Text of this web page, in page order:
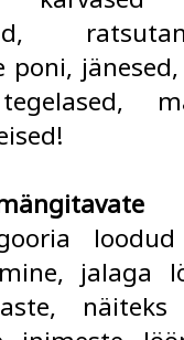
loodud
jalaga
näiteks